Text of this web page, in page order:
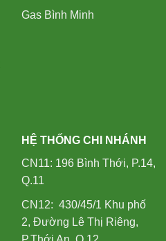
Gas Bình Minh
HỆ THỐNG CHI NHÁNH
CN11: 196 Bình Thới, P.14,
Q.11
CN12: 430/45/1 Khu phố
2, Đường Lê Thị Riêng,